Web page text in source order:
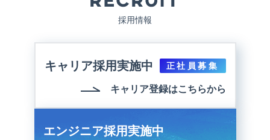
採用情報
キャリア採用実施中 正社員募集
キャリア登録はこちらから
エンジニア採用実施中